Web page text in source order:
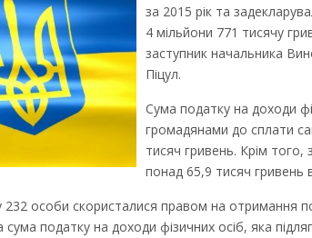
за 2015 рік та
4 мільйони 771 тисячу
заступник начальника
Піцул.
Сума податку на доходи
громадянами до сплати
тисяч гривень. Крім
понад 65,9 тисяч гривень
232 особи скористалися правом на отримання
сума податку на доходи фізичних осіб, яка